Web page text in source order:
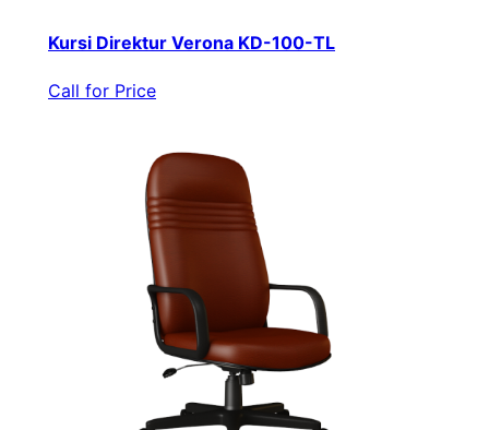
Kursi Direktur Verona KD-100-TL
Call for Price